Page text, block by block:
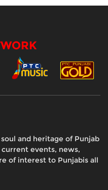
and heritage of Punjab
events, news,
of interest to Punjabis all